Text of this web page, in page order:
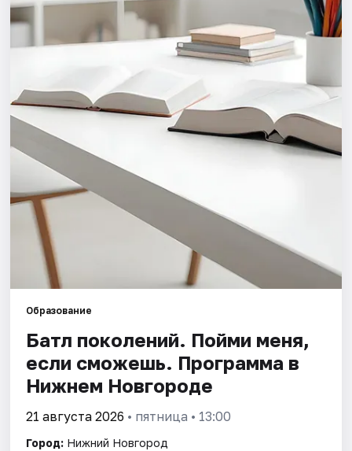
Города
Артисты
Рейтинги
Образование
Батл поколений. Пойми меня,
если сможешь. Программа в
Нижнем Новгороде
21 августа 2026 • пятница • 13:00
Город: Нижний Новгород